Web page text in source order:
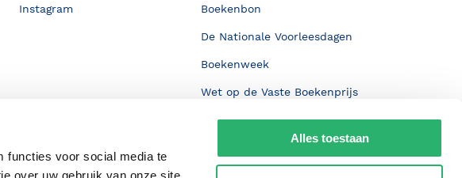
functies voor social media te
Alles toestaan
Instagram Boekenbon
De Nationale Voorleesdagen
Boekenweek
Wet op de Vaste Boekenprijs
Winacties